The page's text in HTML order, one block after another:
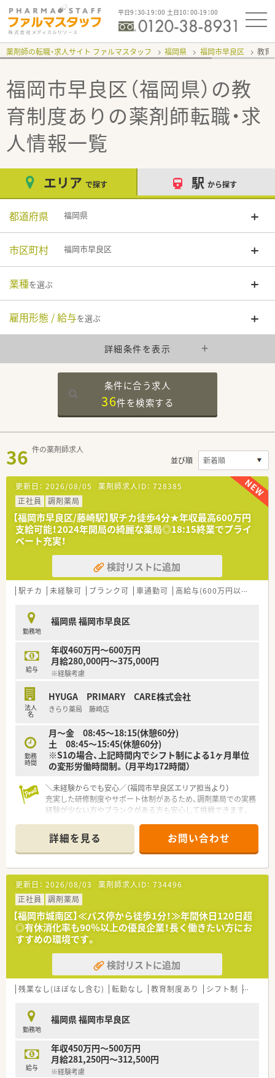
平日9：30-19：00 土日10：00-19：00
薬剤師の転職・求人サイト ファルマスタッフ 福岡県 福岡市早良区 教育
福岡市早良区（福岡県）の教
育制度あり の薬剤師転職・求
人情報一覧
エリア で探す 駅 から探す
都道府県 福岡県
市区町村 福岡市早良区
業種を選ぶ
雇用形態 / 給与を選ぶ
詳細条件を表示
条件に合う求人
36件を検索する
36 件の薬剤師求人
並び順
更新日： 2026/08/05 薬剤師求人ID： 728385
正社員
調剤薬局
【福岡市早良区/藤崎駅】駅チカ徒歩4分★年収最高600万円
支給可能！2024年開局の綺麗な薬局◎18:15終業でプライ
ベート充実！
検討リストに追加
駅チカ 未経験可 ブランク可 車通勤可 高給与(600万円以上)
勤務地
福岡県 福岡市早良区
給与
年収460万円～600万円
月給280,000円～375,000円
※経験考慮
法人
名
HYUGA PRIMARY CARE株式会社
きらり薬局 藤崎店
勤務
時間
月～金 08:45～18:15(休憩60分)
土 08:45～15:45(休憩60分)
※S1の場合、上記時間内でシフト制による1ヶ⽉単位
の変形労働時間制。（⽉平均172時間）
＼未経験からでも安心／（福岡市早良区エリア担当より）
充実した研修制度やサポート体制があるため、調剤薬局での実務
経験が少ない方やブランクがある方も安心して挑戦できます。
【店舗情報と応需状況について】
■最寄り駅の藤崎駅から徒歩で4分ほどの場所に位置しており、
天候に左右されず毎日の通勤が非常に快適な薬局です。
■2024年に開局をした新しい薬局でございます。
■在宅業務もございます。未経験の方もサポート体制が整って
いるため安心してご勤務頂けます。
【募集背景と求める人物像について】
■在宅医療の体制強化に伴う欠員補充として、正社員として共に
店舗を盛り上げてくれる薬剤師を急募しています。
■在宅業務に対して意欲的であり、新しいことにも意欲を持って
突き進むチャレンジ精神が旺盛な方を歓迎します。
■在宅訪問業務のため普通自動車運転免許は必須ですが、調剤薬
局での実務が未経験の方やブランクがある方も大歓迎です。
を展開する成長企業です。
可欠な在宅医療に注力しています。
■福岡県内の在宅シェア率は26％で第1位であり、安定した経営
基盤と将来性を有します。
詳細を見る お問い合わせ
更新日： 2026/08/03 薬剤師求人ID： 734496
正社員
調剤薬局
【福岡市城南区】≪バス停から徒歩1分！≫年間休日120日超
◎有休消化率も90％以上の優良企業！長く働きたい方にお
すすめの環境です。
検討リストに追加
残業なし(ほぼなし含む) 転勤なし 教育制度あり シフト制 かかり
勤務地
福岡県 福岡市早良区
給与
年収450万円～500万円
月給281,250円～312,500円
※経験考慮